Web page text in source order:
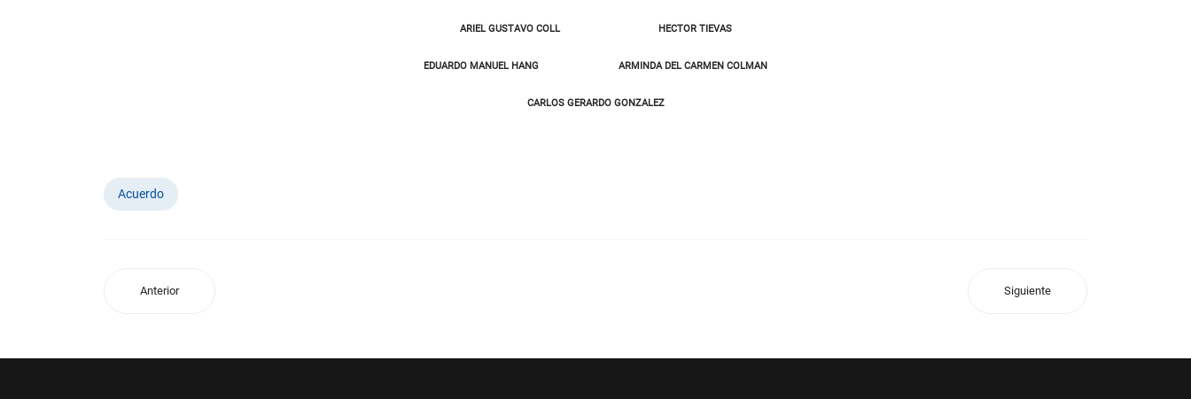
ARIEL GUSTAVO COLL HECTOR TIEVAS
EDUARDO MANUEL HANG ARMINDA DEL CARMEN COLMAN
CARLOS GERARDO GONZALEZ
Acuerdo
Anterior Siguiente